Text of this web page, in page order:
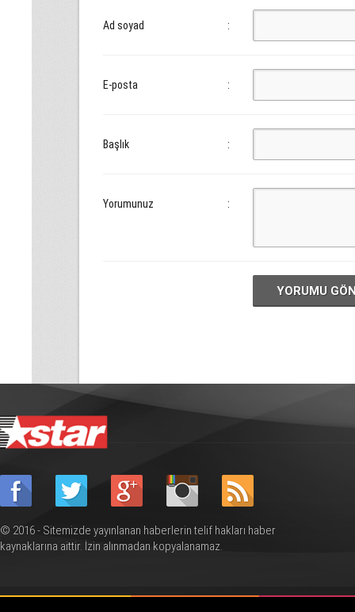
Ad soyad :
E-posta :
Başlık :
Yorumunuz :
YORUMU
© 2016 - Sitemizde yayınlanan haberlerin telif hakları haber
kaynaklarına aittir. İzin alınmadan kopyalanamaz.